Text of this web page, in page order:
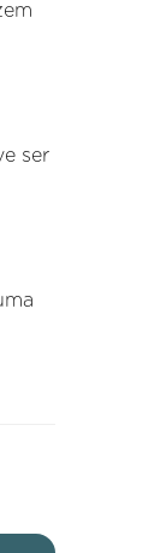
ser